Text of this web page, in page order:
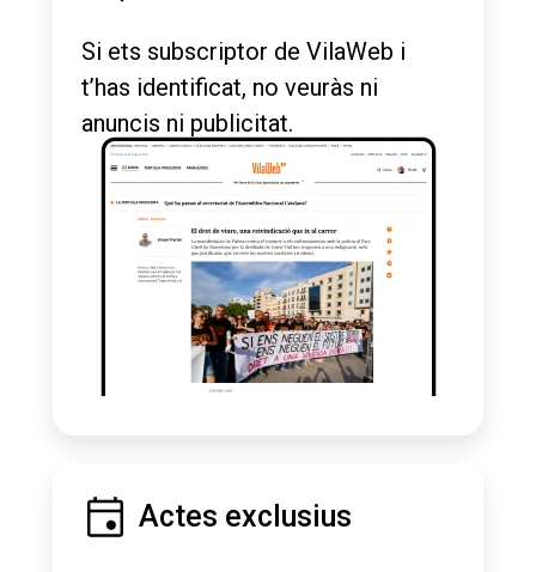
Si ets subscriptor de VilaWeb i
t’has identificat, no veuràs ni
anuncis ni publicitat.
Actes exclusius